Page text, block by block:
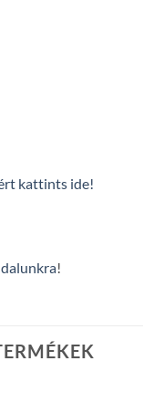
kattints ide!
!